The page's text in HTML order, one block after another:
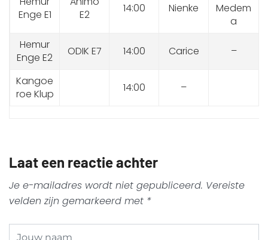
Enge E1
E2
14:00 Nienke
Medem
a
Hemur
Enge E2
ODIK E7 14:00 Carice –
Kangoe
roe Klup
14:00 –
Laat een reactie achter
Je e-mailadres wordt niet gepubliceerd. Vereiste
velden zijn gemarkeerd met *